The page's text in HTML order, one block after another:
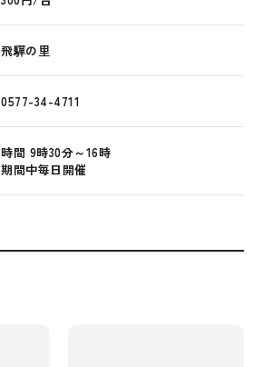
飛驒の里
0577-34-4711
時間 9時30分～16時
期間中毎日開催